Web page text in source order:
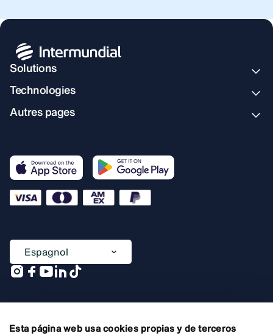
Esta página web usa cookies propias y de terceros
Solutions
Technologies
Autres pages
Espagnol